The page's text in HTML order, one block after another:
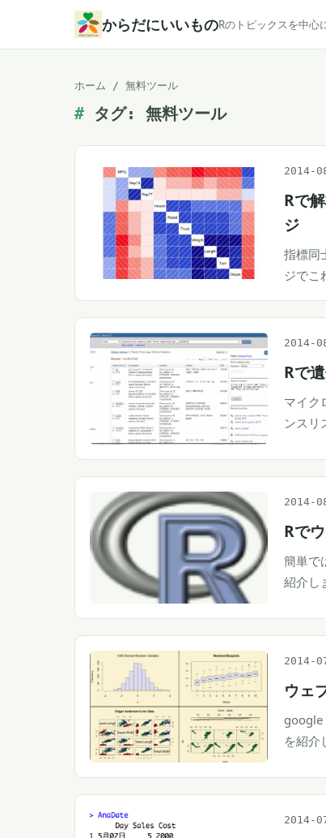
からだにいいものRのトピックスを中心
ホーム / 無料ツール
タグ: 無料ツール
2014-
Rで
ジ
指標同
ジでこ
2014-
Rで
マイク
ンスリ
2014-
Rで
簡単で
紹介し
2014-
ウェ
google
を紹介
2014-